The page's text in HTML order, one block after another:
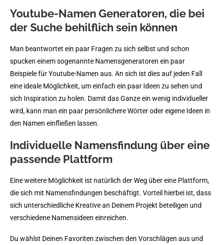
Youtube-Namen Generatoren, die bei
der Suche behilflich sein können
Man beantwortet ein paar Fragen zu sich selbst und schon
spucken einem sogenannte Namensgeneratoren ein paar
Beispiele für Youtube-Namen aus. An sich ist dies auf jeden Fall
eine ideale Möglichkeit, um einfach ein paar Ideen zu sehen und
sich Inspiration zu holen. Damit das Ganze ein wenig individueller
wird, kann man ein paar persönlichere Wörter oder eigene Ideen in
den Namen einfließen lassen.
Individuelle Namensfindung über eine
passende Plattform
Eine weitere Möglichkeit ist natürlich der Weg über eine Plattform,
die sich mit Namensfindungen beschäftigt. Vorteil hierbei ist, dass
sich unterschiedliche Kreative an Deinem Projekt beteiligen und
verschiedene Namensideen einreichen.
Du wählst Deinen Favoriten zwischen den Vorschlägen aus und